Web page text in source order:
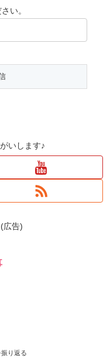
い。
いします♪
広告)
振り返る